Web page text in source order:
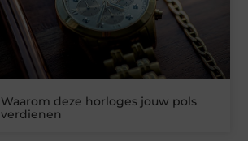
Waarom deze horloges jouw pols
verdienen